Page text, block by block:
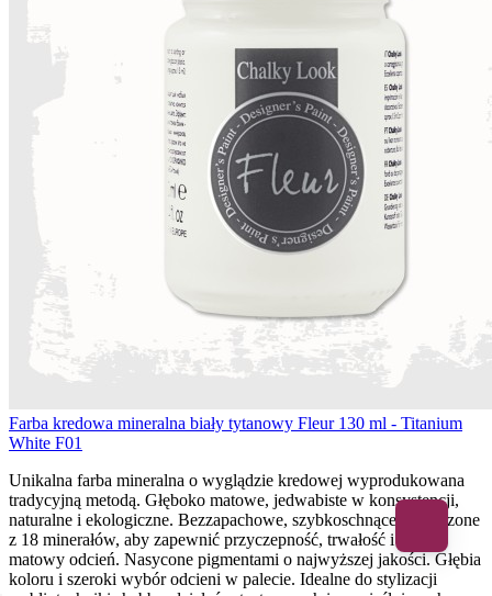
Farba kredowa mineralna biały tytanowy Fleur 130 ml - Titanium
White F01
Unikalna farba mineralna o wyglądzie kredowej wyprodukowana
tradycyjną metodą. Głęboko matowe, jedwabiste w konsystencji,
naturalne i ekologiczne. Bezzapachowe, szybkoschnące. Stworzone
z 18 minerałów, aby zapewnić przyczepność, trwałość i ultra
matowy odcień. Nasycone pigmentami o najwyższej jakości. Głębia
koloru i szeroki wybór odcieni w palecie. Idealne do stylizacji